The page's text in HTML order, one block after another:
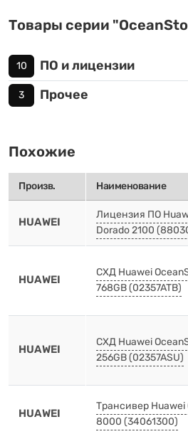
Товары серии
10 ПО и лицензии
3 Прочее
Похожие
Произв. Наименование
HUAWEI
Лицензия ПО
Dorado 2100
HUAWEI
СХД Huawei
768GB (02357ATB)
HUAWEI
СХД Huawei
256GB (02357ASU)
HUAWEI
Трансивер
8000 (34061300)